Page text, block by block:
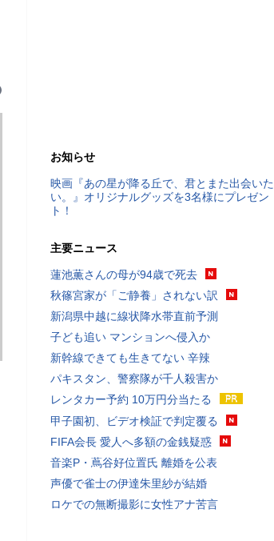
お知らせ
映画『あの星が降る丘で、君とまた出会いた
い。』オリジナルグッズを3名様にプレゼン
ト！
主要ニュース
蓮池薫さんの母が94歳で死去
秋篠宮家が「ご静養」されない訳
新潟県中越に線状降水帯直前予測
子ども追い マンションへ侵入か
新幹線できても生きてない 辛辣
パキスタン、警察隊が千人殺害か
レンタカー予約 10万円分当たる
甲子園初、ビデオ検証で判定覆る
FIFA会長 愛人へ多額の金銭疑惑
音楽P・蔦谷好位置氏 離婚を公表
声優で雀士の伊達朱里紗が結婚
ロケでの無断撮影に女性アナ苦言